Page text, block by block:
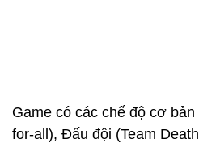
Game có các chế độ cơ
for-all), Đấu đội (Team